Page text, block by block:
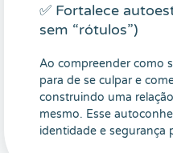
✅ Fortalece
sem “rótulos”)
Ao compreender como
para de se culpar e
construindo uma
mesmo. Esse
identidade e segurança